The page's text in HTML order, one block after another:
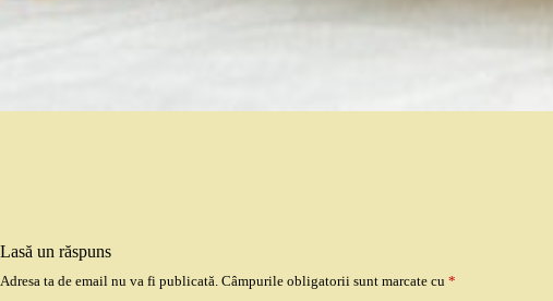
Lasă un răspuns
Adresa ta de email nu va fi publicată. Câmpurile obligatorii sunt marcate cu *